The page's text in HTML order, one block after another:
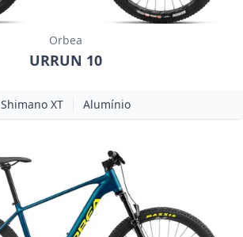
Orbea
URRUN 10
Shimano XT Alumínio